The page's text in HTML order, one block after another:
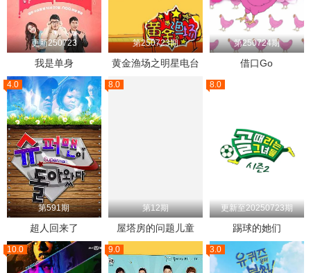
更新250723
我是单身
第250723期
黄金渔场之明星电台
第250724期
借口Go
4.0
第591期
超人回来了
8.0
第12期
屋塔房的问题儿童
8.0
更新至20250723期
踢球的她们
10.0 9.0 3.0